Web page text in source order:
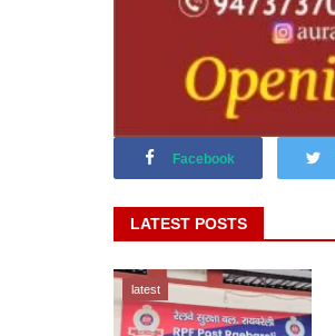
Facebook
LATEST POSTS
latest